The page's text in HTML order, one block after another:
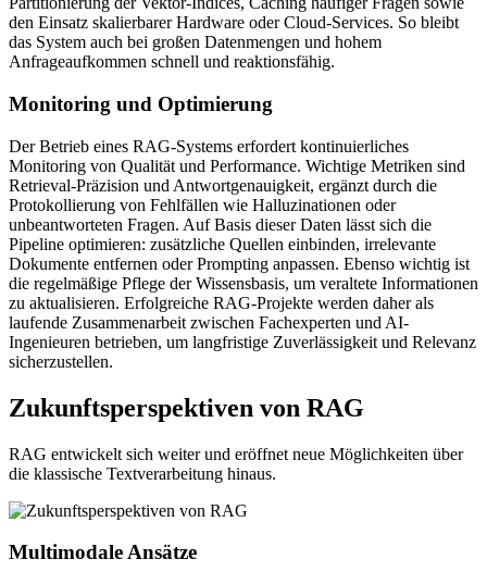
den Einsatz skalierbarer Hardware oder Cloud-Services. So bleibt
das System auch bei großen Datenmengen und hohem
Anfrageaufkommen schnell und reaktionsfähig.
Monitoring und Optimierung
Der Betrieb eines RAG-Systems erfordert kontinuierliches
Monitoring von Qualität und Performance. Wichtige Metriken sind
Retrieval-Präzision und Antwortgenauigkeit, ergänzt durch die
Protokollierung von Fehlfällen wie Halluzinationen oder
unbeantworteten Fragen. Auf Basis dieser Daten lässt sich die
Pipeline optimieren: zusätzliche Quellen einbinden, irrelevante
Dokumente entfernen oder Prompting anpassen. Ebenso wichtig ist
die regelmäßige Pflege der Wissensbasis, um veraltete Informationen
zu aktualisieren. Erfolgreiche RAG-Projekte werden daher als
laufende Zusammenarbeit zwischen Fachexperten und AI-
Ingenieuren betrieben, um langfristige Zuverlässigkeit und Relevanz
sicherzustellen.
Zukunftsperspektiven von RAG
RAG entwickelt sich weiter und eröffnet neue Möglichkeiten über
die klassische Textverarbeitung hinaus.
Multimodale Ansätze